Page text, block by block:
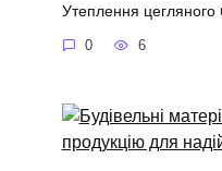
Утеплення цегляного
0 6